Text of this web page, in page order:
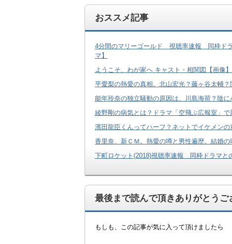
おススメ記事
4分間のマリーゴールド 視聴率速報 同枠ド
マ】
ようこそ、わが家へ キャスト・相関図【画像
平愛梨の熱愛の真相。北山宏光？藤ヶ谷太輔？
能年玲奈の独立騒動の原因は、川島海荷？陰
綾野剛の病気とは？ドラマ「空飛ぶ広報室」で
濱田龍臣くんってハーフ？ネットでイケメンの
香里奈、新ＣＭ。熱愛の噂と男性遍歴。結婚の
下町ロケット(2018)視聴率速報 同枠ドラマと
最後まで読んで頂きありがとう
もしも、この記事が気に入って頂けましたら